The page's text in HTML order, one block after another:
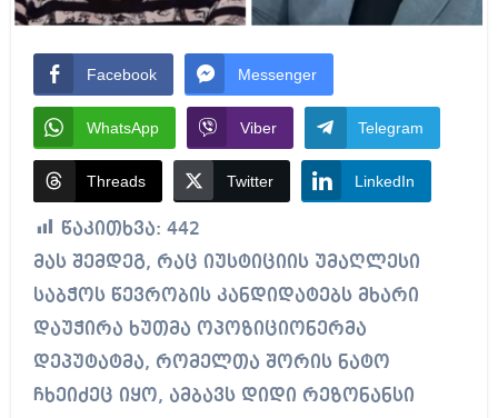
Facebook Messenger
WhatsApp Viber Telegram
Threads Twitter LinkedIn
წაკითხვა: 442
მას შემდეგ, რაც იუსტიციის უმაღლესი
საბჭოს წევრობის კანდიდატებს მხარი
დაუჭირა ხუთმა ოპოზიციონერმა
დეპუტატმა, რომელთა შორის ნატო
ჩხეიძეც იყო, ამბავს დიდი რეზონანსი